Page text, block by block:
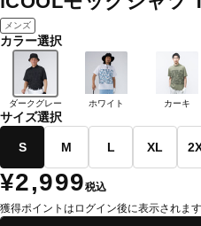
メンズ
カラー選択
ダークグレー ホワイト カーキ
サイズ選択
S M L XL
¥2,999税込
獲得ポイントはログイン後に表示されます